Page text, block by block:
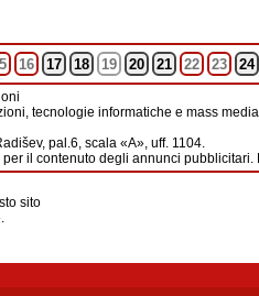
16 17 18 19 20 21 22 23 24
tecnologie informatiche e mass
pal.6, scala «А», uff. 1104.
il contenuto degli annunci
sito